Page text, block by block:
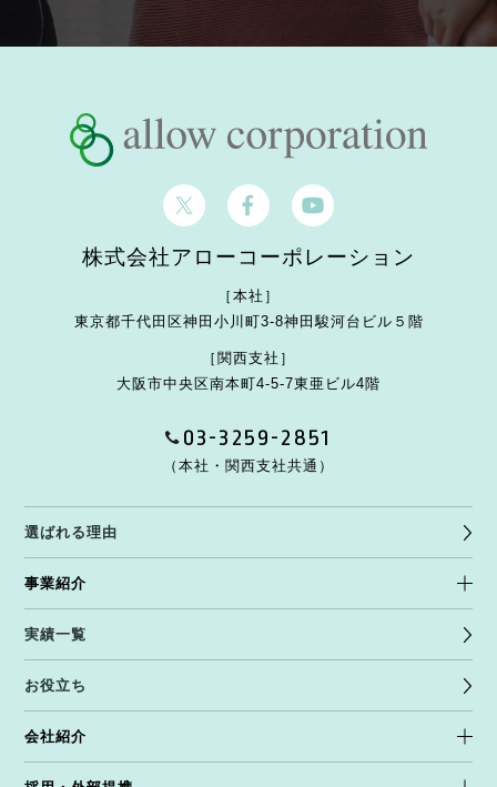
株式会社アローコーポレーション
［本社］
東京都千代田区神田小川町3-8神田駿河台ビル５階
［関西支社］
大阪市中央区南本町4-5-7東亜ビル4階
03-3259-2851
（本社・関西支社共通）
選ばれる理由
事業紹介
実績一覧
お役立ち
会社紹介